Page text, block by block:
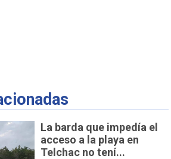
La barda que impedía el
acceso a la playa en
Telchac no tení...